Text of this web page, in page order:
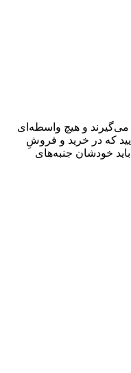
و هیچ واسطه‌ای
که در خرید و فروشِ
خودشان جنبه‌های